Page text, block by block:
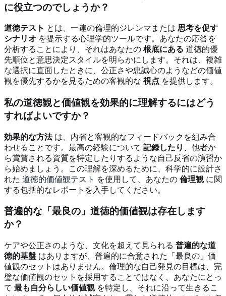
に役立つのでしょうか？
道徳テスト とは、一連の倫理的ジレンマまたは 思考を促す
シナリオ を提示する心理学的ツールです。あなたの応答を
分析することにより、それはあなたの 根底にある 道徳的優
先順位と意思決定スタイルを明らかにします。それは、複雑
な選択に直面したときに、公正さや忠誠心のようなどの価値
観を優先するかを見るための客観的な 視点 を提供します。
私の道徳観と価値観を効果的に理解するにはどう
すればよいですか？
効果的な方法は、内省と客観的なフィードバックを組み合
わせることです。最高の経験について 記録したり
、他者か
ら賞賛される資質を特定したりするような自己反省の演習か
ら始めましょう。この理解を深めるために、科学的に設計さ
れた 道徳的価値観テスト を使用して、あなたの 倫理観に関
する包括的なレポートを入手してください。
普遍的な「最良の」道徳的価値観は存在します
か？
ケアや公正さのような、文化を超えて見られる 普遍的な道
徳的基盤 はありますが、普遍的に合意された「最良の」価
値観のセットはありません。倫理的な自己発見の目標は、完
璧な価値観のセットを採用することではなく、あなたにとっ
て 最も自分らしい価値観を特定し、それに沿って生きるこ